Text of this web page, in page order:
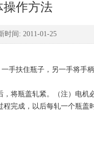
作方法
时间: 2011-01-25
手扶住瓶子，另一手将手
将瓶盖轧紧。（注）电机
完成，以后每轧一个瓶盖